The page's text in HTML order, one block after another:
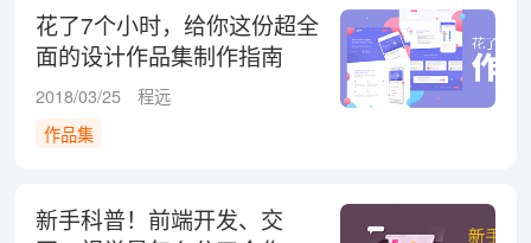
花了7个小时，给你这份超全
面的设计作品集制作指南
2018/03/25
程远
作品集
新手科普！前端开发、交